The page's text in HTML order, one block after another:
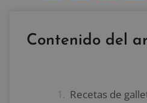
Contenido del